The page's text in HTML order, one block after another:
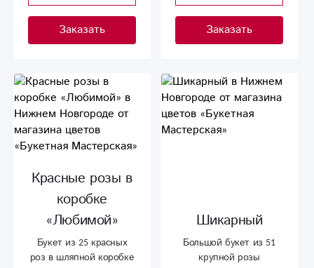
Заказать Заказать
Красные розы в
коробке
«Любимой»
Букет из 25 красных
роз в шляпной коробке
Шикарный
Большой букет из 51
крупной розы